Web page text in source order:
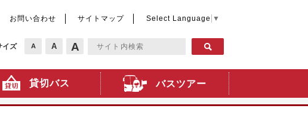
お問い合わせ サイトマップ Select Language ▼
イズ A A A
貸切バス バスツアー